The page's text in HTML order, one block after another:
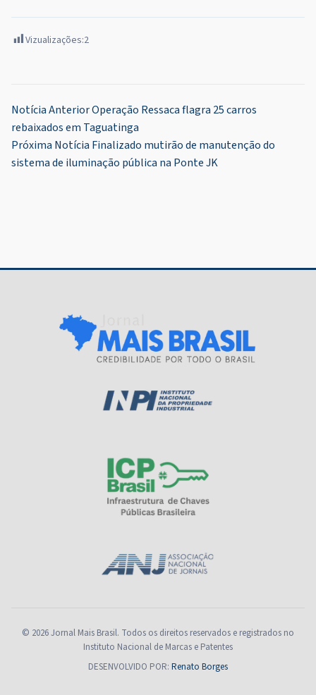
Vizualizações:2
Navegação
de
Post
Notícia AnteriorOperação Ressaca flagra 25 carros
rebaixados em Taguatinga
Próxima Notícia Finalizado mutirão de manutenção do
sistema de iluminação pública na Ponte JK
© 2026 Jornal Mais Brasil. Todos os direitos reservados e registrados no
Instituto Nacional de Marcas e Patentes
DESENVOLVIDO POR: Renato Borges